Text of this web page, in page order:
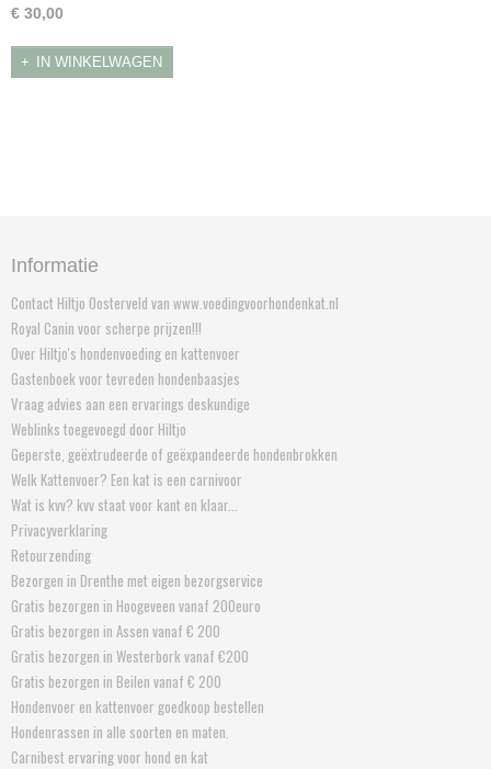
€ 30,00
IN WINKELWAGEN
Informatie
Contact Hiltjo Oosterveld van www.voedingvoorhondenkat.nl
Royal Canin voor scherpe prijzen!!!
Over Hiltjo's hondenvoeding en kattenvoer
Gastenboek voor tevreden hondenbaasjes
Vraag advies aan een ervarings deskundige
Weblinks toegevoegd door Hiltjo
Geperste, geëxtrudeerde of geëxpandeerde hondenbrokken
Welk Kattenvoer? Een kat is een carnivoor
Wat is kvv? kvv staat voor kant en klaar...
Privacyverklaring
Retourzending
Bezorgen in Drenthe met eigen bezorgservice
Gratis bezorgen in Hoogeveen vanaf 200euro
Gratis bezorgen in Assen vanaf € 200
Gratis bezorgen in Westerbork vanaf €200
Gratis bezorgen in Beilen vanaf € 200
Hondenvoer en kattenvoer goedkoop bestellen
Hondenrassen in alle soorten en maten.
Carnibest ervaring voor hond en kat